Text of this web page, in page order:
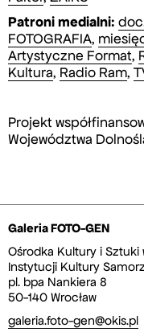
Patroni medialni:
FOTOGRAFIA,
Artystyczne Format,
Kultura, Radio Ram,
Projekt
Województwa
Galeria FOTO-GEN
Ośrodka Kultury i Sztuki
Instytucji Kultury
pl. bpa Nankiera 8
50-140 Wrocław
galeria.foto-gen@okis.pl